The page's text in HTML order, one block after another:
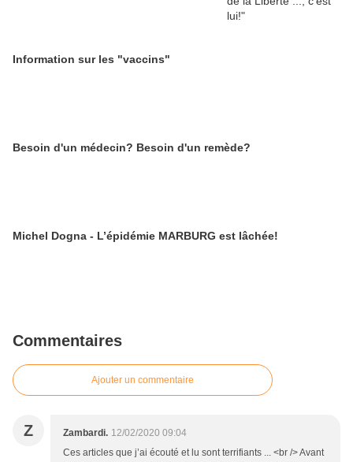
Information sur les "vaccins"
Besoin d'un médecin? Besoin d'un remède?
Michel Dogna - L’épidémie MARBURG est lâchée!
Commentaires
Ajouter un commentaire
Z Zambardi. 12/02/2020 09:04
Ces articles que j’ai écouté et lu sont terrifiants ... <br /> Avant